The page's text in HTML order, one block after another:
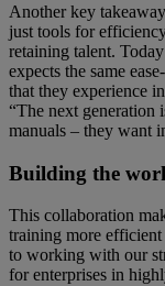
Another key
just tools for
retaining talent.
expects the same
that they experience
“The next generation
manuals – they want
Building the
This collaboration
training more
to working with our
for enterprises in